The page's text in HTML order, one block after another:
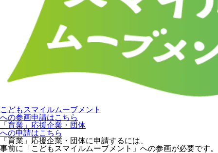
こどもスマイルムーブメント
への参画申請はこちら
「育業」応援企業・団体
への申請はこちら
「育業」応援企業・団体に申請するには、
事前に「こどもスマイルムーブメント」への参画が必要です。